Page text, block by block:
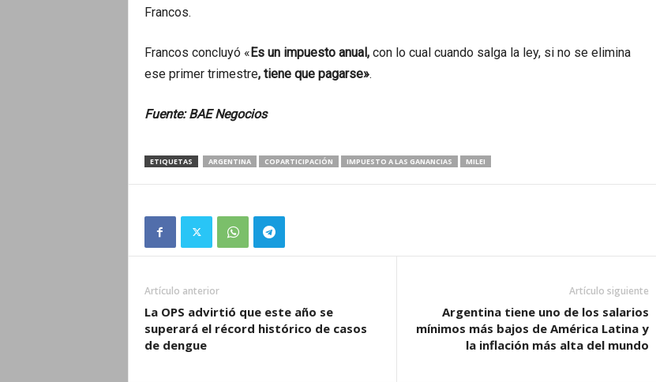
Francos.
Francos concluyó « Es un impuesto anual,con lo cual cuando salga la ley, si no se elimina
ese primer trimestre, tiene que pagarse».
Fuente: BAE Negocios
ETIQUETAS ARGENTINA COPARTICIPACIÓN IMPUESTO A LAS GANANCIAS MILEI
Artículo anterior
La OPS advirtió que este año se
superará el récord histórico de casos
de dengue
Artículo siguiente
Argentina tiene uno de los salarios
mínimos más bajos de América Latina y
la inflación más alta del mundo